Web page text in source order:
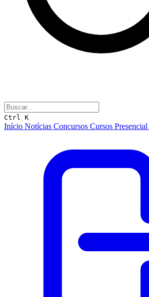
Ctrl K
Início Notícias Concursos Cursos Presencial